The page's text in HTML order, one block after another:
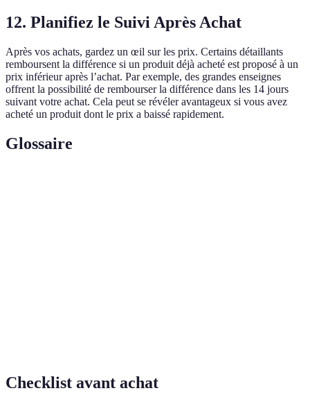
12. Planifiez le Suivi Après Achat
Après vos achats, gardez un œil sur les prix. Certains détaillants
remboursent la différence si un produit déjà acheté est proposé à un
prix inférieur après l’achat. Par exemple, des grandes enseignes
offrent la possibilité de rembourser la différence dans les 14 jours
suivant votre achat. Cela peut se révéler avantageux si vous avez
acheté un produit dont le prix a baissé rapidement.
Glossaire
Checklist avant achat